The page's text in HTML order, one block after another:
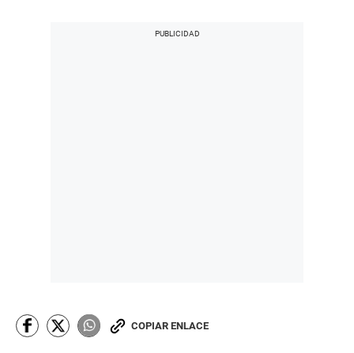
COPIAR ENLACE